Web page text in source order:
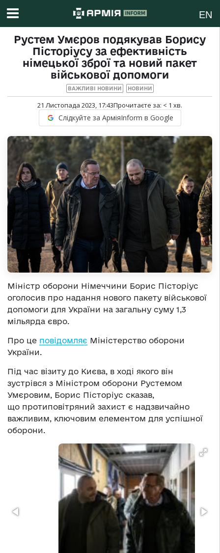
EN
Рустем Умєров подякував Борису
Пісторіусу за ефективність
німецької зброї та новий пакет
військової допомоги
ВАЖЛИВІ НОВИНИ НОВИНИ
21 Листопада 2023, 17:43Прочитаєте за: < 1 хв.
Слідкуйте за АрміяInform в Google
Міністр оборони Німеччини Борис Пісторіус
оголосив про надання нового пакету військової
допомоги для України на загальну суму 1,3
мільярда євро.
Про це повідомляє Міністерство оборони
України.
Під час візиту до Києва, в ході якого він
зустрівся з Міністром оборони Рустемом
Умєровим, Борис Пісторіус сказав,
що протиповітряний захист є надзвичайно
важливим, ключовим елементом для успішної
оборони.